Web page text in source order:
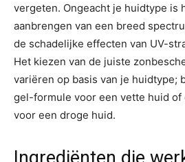
vergeten. Ongeacht je huidtype is
aanbrengen van een breed
de schadelijke effecten van UV-
Het kiezen van de juiste
variëren op basis van je huidtype;
gel-formule voor een vette huid of
voor een droge huid.